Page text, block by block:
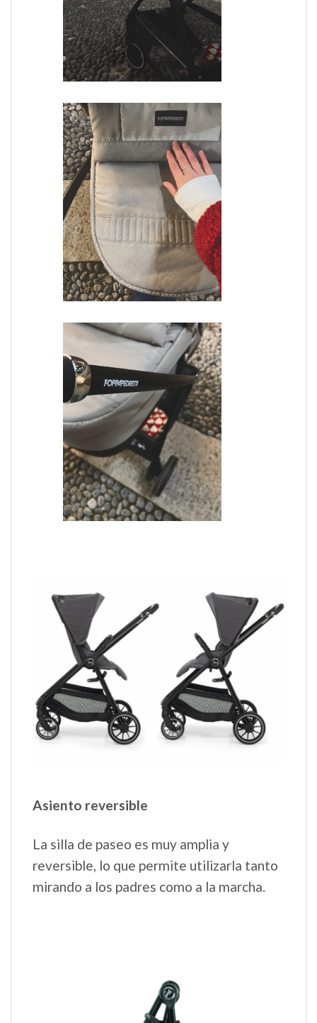
Asiento reversible
La silla de paseo es muy amplia y
reversible, lo que permite utilizarla tanto
mirando a los padres como a la marcha.